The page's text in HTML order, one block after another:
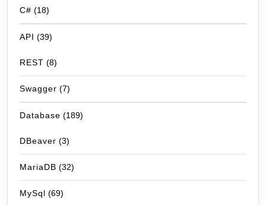
C# (18)
API (39)
REST (8)
Swagger (7)
Database (189)
DBeaver (3)
MariaDB (32)
MySql (69)